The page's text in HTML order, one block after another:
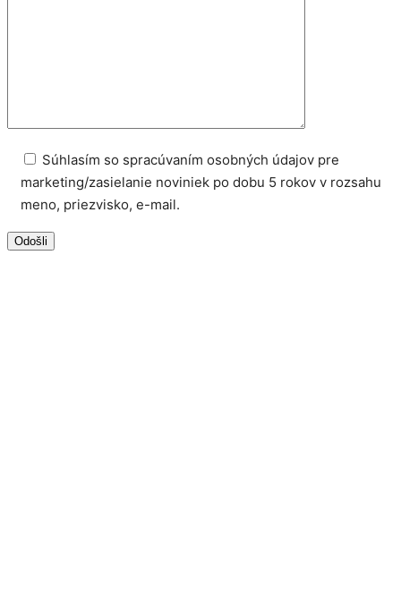
Súhlasím so spracúvaním osobných údajov pre
marketing/zasielanie noviniek po dobu 5 rokov v rozsahu
meno, priezvisko, e-mail.